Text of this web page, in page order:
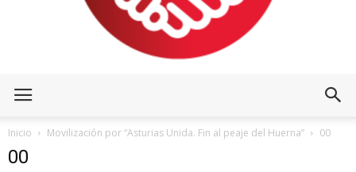
Inicio Movilización por “Asturias Unida. Fin al peaje del Huerna” 00
00